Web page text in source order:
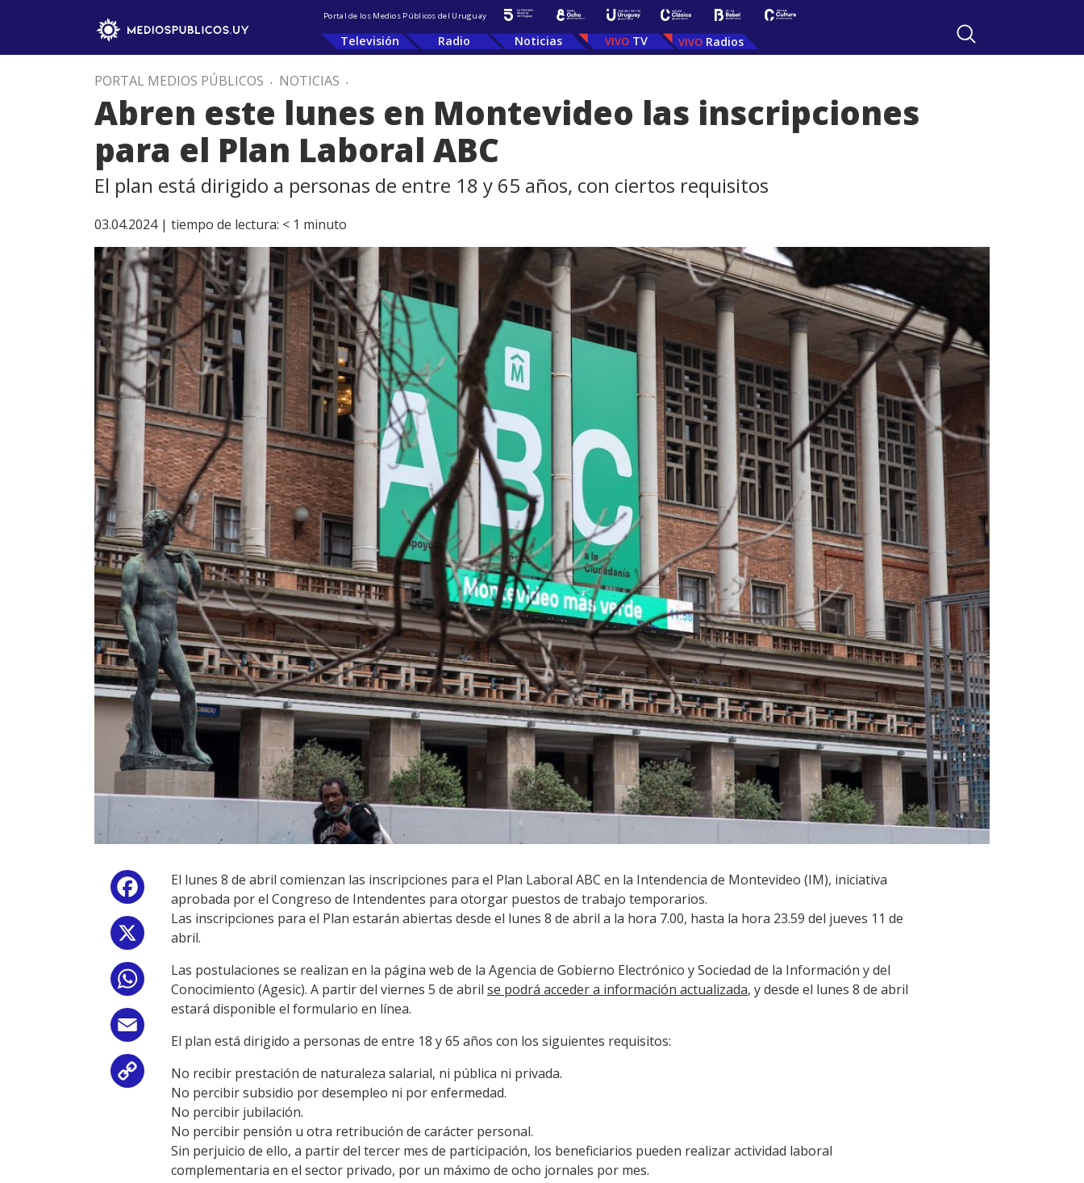
Portal de los Medios Públicos del Uruguay
Televisión Radio Noticias TV Radios
PORTAL MEDIOS PÚBLICOS . NOTICIAS .
Abren este lunes en Montevideo las inscripciones
para el Plan Laboral ABC
El plan está dirigido a personas de entre 18 y 65 años, con ciertos requisitos
03.04.2024 | tiempo de lectura: < 1 minuto
Facebook
WhatsApp
Copy
Link
El lunes 8 de abril comienzan las inscripciones para el Plan Laboral ABC en la Intendencia de Montevideo (IM), iniciativa
aprobada por el Congreso de Intendentes para otorgar puestos de trabajo temporarios.
Las inscripciones para el Plan estarán abiertas desde el lunes 8 de abril a la hora 7.00, hasta la hora 23.59 del jueves 11 de
abril.
Las postulaciones se realizan en la página web de la Agencia de Gobierno Electrónico y Sociedad de la Información y del
Conocimiento (Agesic). A partir del viernes 5 de abril se podrá acceder a información actualizada, y desde el lunes 8 de abril
estará disponible el formulario en línea.
El plan está dirigido a personas de entre 18 y 65 años con los siguientes requisitos:
No recibir prestación de naturaleza salarial, ni pública ni privada.
No percibir subsidio por desempleo ni por enfermedad.
No percibir jubilación.
No percibir pensión u otra retribución de carácter personal.
Sin perjuicio de ello, a partir del tercer mes de participación, los beneficiarios pueden realizar actividad laboral
complementaria en el sector privado, por un máximo de ocho jornales por mes.